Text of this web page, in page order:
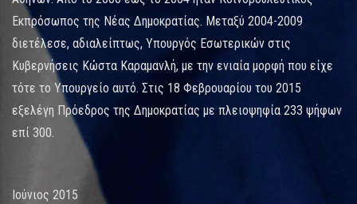
Εκπρόσωπος της Νέας Δημοκρατίας. Μεταξύ 2004-2009
διετέλεσε, αδιαλείπτως, Υπουργός Εσωτερικών στις
Κυβερνήσεις Κώστα Καραμανλή, με την ενιαία μορφή που είχε
τότε το Υπουργείο αυτό. Στις 18 Φεβρουαρίου του 2015
εξελέγη Πρόεδρος της Δημοκρατίας με πλειοψηφία 233 ψήφων
επί 300.
Ιούνιος 2015